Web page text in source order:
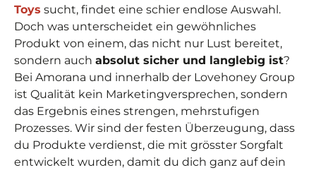
Toys sucht, findet eine schier endlose Auswahl.
Doch was unterscheidet ein gewöhnliches
Produkt von einem, das nicht nur Lust bereitet,
sondern auch absolut sicher und langlebig ist?
Bei Amorana und innerhalb der Lovehoney Group
ist Qualität kein Marketingversprechen, sondern
das Ergebnis eines strengen, mehrstufigen
Prozesses. Wir sind der festen Überzeugung, dass
du Produkte verdienst, die mit grösster Sorgfalt
entwickelt wurden, damit du dich ganz auf dein